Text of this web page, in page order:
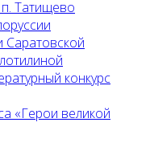
Татищево
Саратовской
конкурс
«Герои великой